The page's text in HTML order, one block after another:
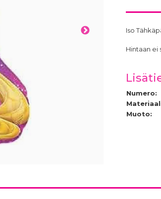
Iso
Hintaan ei
Numero:
Muoto: